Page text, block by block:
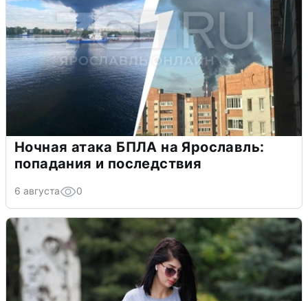
Ночная атака БПЛА на Ярославль:
попадания и последствия
6 августа 0